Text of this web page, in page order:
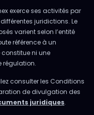
exerce ses activités par
juridictions. Le
varient selon l’entité
référence à un
ni une
régulation.
consulter les Conditions
de divulgation des
juridiques.